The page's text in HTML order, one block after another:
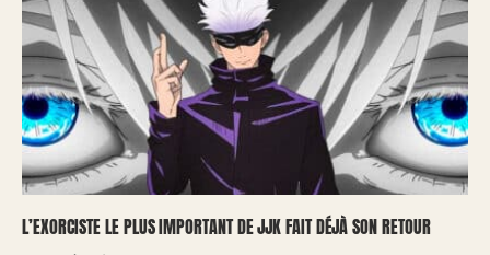
L’EXORCISTE LE PLUS IMPORTANT DE JJK FAIT DÉJÀ SON RETOUR